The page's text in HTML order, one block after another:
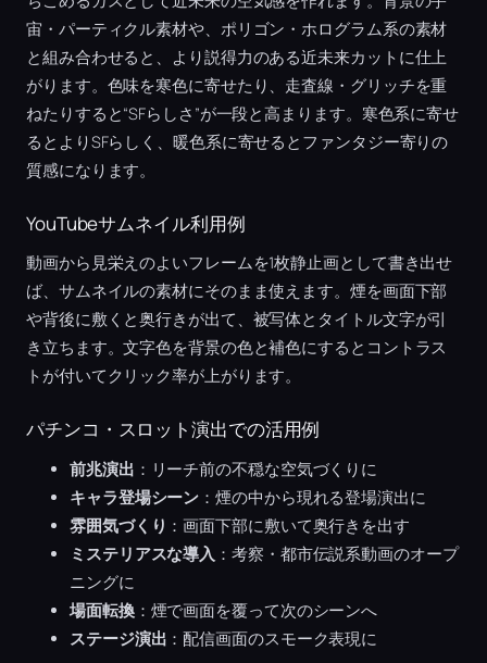
宙・パーティクル素材や、ポリゴン・ホログラム系の素材
と組み合わせると、より説得力のある近未来カットに仕上
がります。色味を寒色に寄せたり、走査線・グリッチを重
ねたりすると“SFらしさ”が一段と高まります。寒色系に寄せ
るとよりSFらしく、暖色系に寄せるとファンタジー寄りの
質感になります。
YouTubeサムネイル利用例
動画から見栄えのよいフレームを1枚静止画として書き出せ
ば、サムネイルの素材にそのまま使えます。煙を画面下部
や背後に敷くと奥行きが出て、被写体とタイトル文字が引
き立ちます。文字色を背景の色と補色にするとコントラス
トが付いてクリック率が上がります。
パチンコ・スロット演出での活用例
前兆演出 ：リーチ前の不穏な空気づくりに
キャラ登場シーン ：煙の中から現れる登場演出に
雰囲気づくり ：画面下部に敷いて奥行きを出す
ミステリアスな導入 ：考察・都市伝説系動画のオープ
ニングに
場面転換：煙で画面を覆って次のシーンへ
ステージ演出 ：配信画面のスモーク表現に